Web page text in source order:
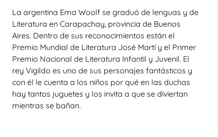
La argentina Ema Woolf se graduó de lenguas y de
Literatura en Carapachay, provincia de Buenos
Aires. Dentro de sus reconocimientos están el
Premio Mundial de Literatura José Martí y el Primer
Premio Nacional de Literatura Infantil y Juvenil. El
rey Vigildo es uno de sus personajes fantásticos y
con él le cuenta a los niños por qué en las duchas
hay tantos juguetes y los invita a que se diviertan
mientras se bañan.